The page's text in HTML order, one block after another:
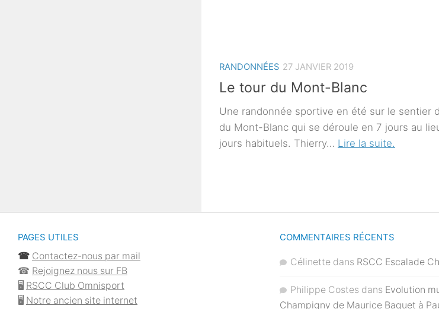
RANDONNÉES 27 JANVIER 2019
Le tour du Mont-Blanc
Une randonnée sportive en été sur le sentier
du Mont-Blanc qui se déroule en 7 jours au
jours habituels. Thierry… Lire la suite.
PAGES UTILES
☎︎ Contactez-nous par mail
☎︎ Rejoignez nous sur FB
🖥 RSCC Club Omnisport
🖥 Notre ancien site internet
COMMENTAIRES RÉCENTS
Célinettedans RSCC Escalade
Philippe Costes dans Evolution
Champigny de Maurice Baquet à